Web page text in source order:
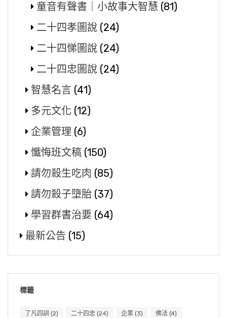
童音有聲書｜小故事大智慧 (81)
二十四孝圖說 (24)
二十四悌圖說 (24)
二十四忠圖說 (24)
智慧名言 (41)
多元文化 (12)
企業管理 (6)
懺悔班文稿 (150)
請勿殺生吃肉 (85)
請勿殺子墮胎 (37)
學習群書治要 (64)
最新公告 (15)
標籤
了凡四訓 (2) 二十四忠 (24) 企業 (3) 佛法 (4)